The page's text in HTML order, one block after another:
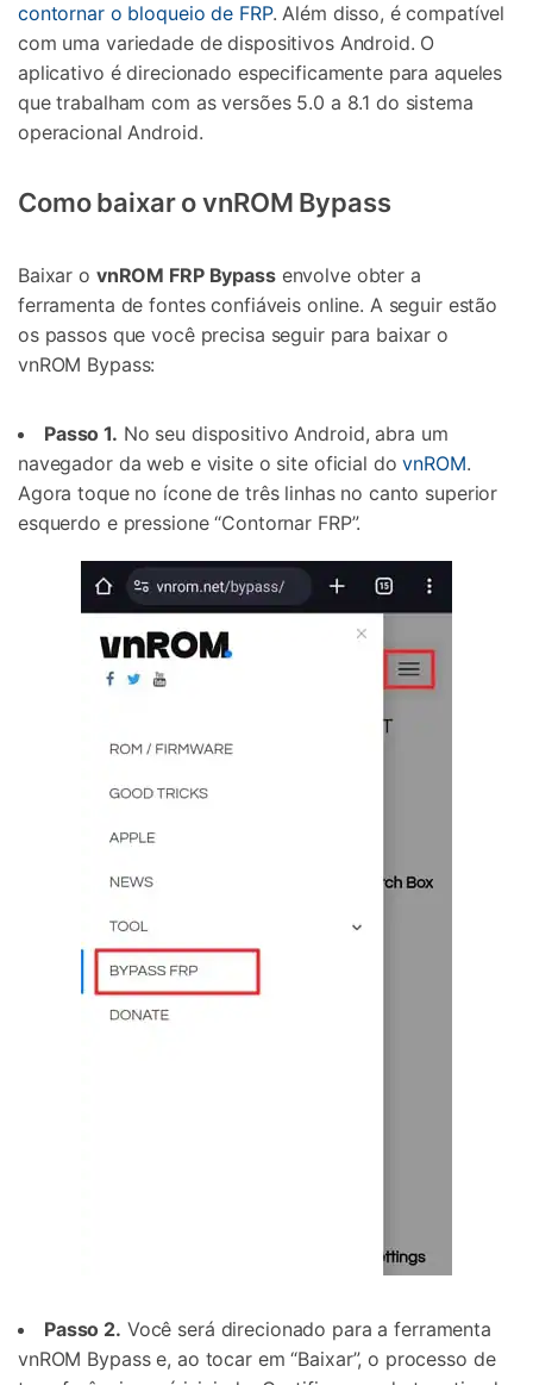
contornar o bloqueio de FRP. Além disso, é compatível
com uma variedade de dispositivos Android. O
aplicativo é direcionado especificamente para aqueles
que trabalham com as versões 5.0 a 8.1 do sistema
operacional Android.
Como baixar o vnROM Bypass
Baixar o vnROM FRP Bypassenvolve obter a
ferramenta de fontes confiáveis online. A seguir estão
os passos que você precisa seguir para baixar o
vnROM Bypass:
Passo 1. No seu dispositivo Android, abra um
navegador da web e visite o site oficial dovnROM.
Agora toque no ícone de três linhas no canto superior
esquerdo e pressione “Contornar FRP”.
Passo 2. Você será direcionado para a ferramenta
vnROM Bypass e, ao tocar em “Baixar”, o processo de